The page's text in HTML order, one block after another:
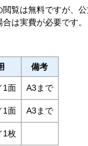
覧は無料ですが、
は実費が必要です。
備考
1面 A3まで
1面 A3まで
1枚